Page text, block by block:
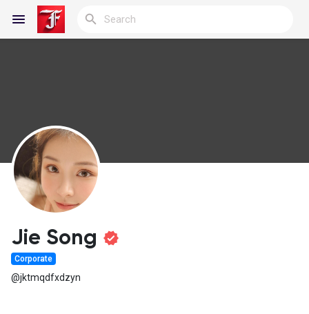
Discover Blogs
My Blogs
Discover Groups
Jie Song
Corporate
@jktmqdfxdzyn